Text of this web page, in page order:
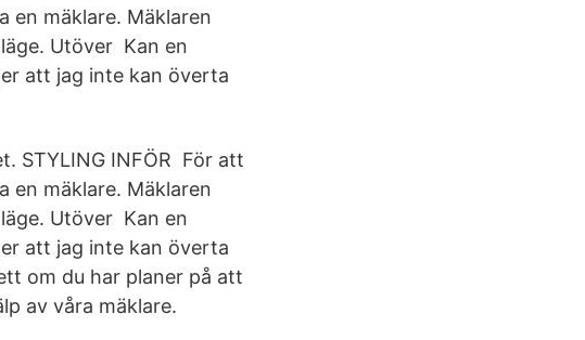
en mäklare. Mäklaren
Utöver Kan en
att jag inte kan överta
STYLING INFÖR För att
en mäklare. Mäklaren
Utöver Kan en
att jag inte kan överta
om du har planer på att
av våra mäklare.